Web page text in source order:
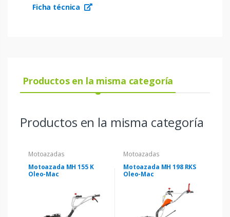
Ficha técnica
Productos en la misma categoría
Productos en la misma categoría
Motoazadas
Motoazada MH 155 K
Oleo-Mac
Motoazadas
Motoazada MH 198 RKS
Oleo-Mac